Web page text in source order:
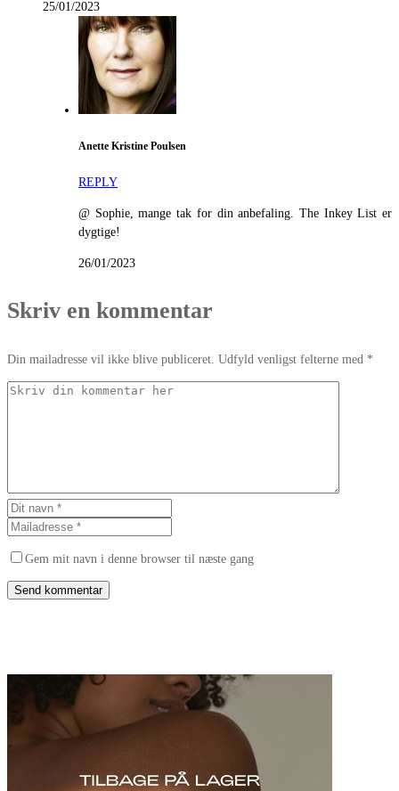
25/01/2023
Anette Kristine Poulsen
REPLY
@ Sophie, mange tak for din anbefaling. The Inkey List er
dygtige!
26/01/2023
Skriv en kommentar
Din mailadresse vil ikke blive publiceret. Udfyld venligst felterne med *
Gem mit navn i denne browser til næste gang